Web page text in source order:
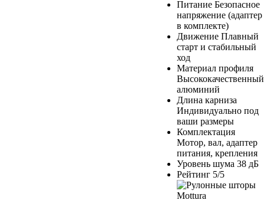
Питание Безопасное
напряжение (адаптер
в комплекте)
Движение Плавный
старт и стабильный
ход
Материал профиля
Высококачественный
алюминий
Длина карниза
Индивидуально под
ваши размеры
Комплектация
Мотор, вал, адаптер
питания, крепления
Уровень шума 38 дБ
Рейтинг 5/5